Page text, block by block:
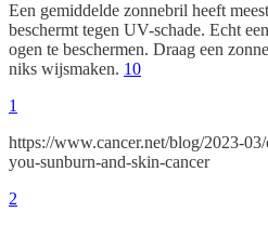
Een gemiddelde zonnebril heeft
beschermt tegen UV-schade. Echt
ogen te beschermen. Draag een
niks wijsmaken. 10
1
https://www.cancer.net/blog/2023-
you-sunburn-and-skin-cancer
2